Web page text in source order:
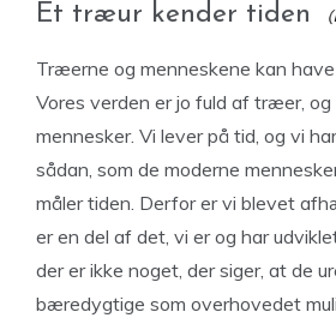
Et træur kender tiden
Træerne og menneskene kan
Vores verden er jo fuld af træer,
mennesker. Vi lever på tid, og vi
sådan, som de moderne
måler tiden. Derfor er vi blevet
er en del af det, vi er og har
der er ikke noget, der siger, at de
bæredygtige som overhovedet